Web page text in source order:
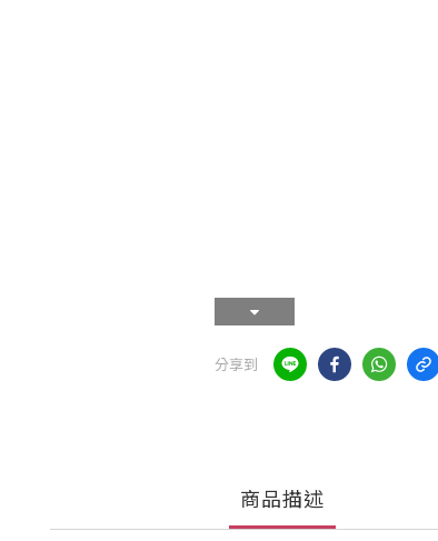
分享到
商品描述